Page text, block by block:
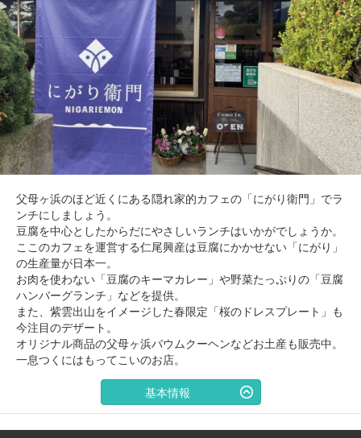
父母ヶ浜のほど近くにある隠れ家的カフェの「にがり衛門」でラ
ンチにしましょう。
豆腐を中心としたからだにやさしいランチはいかがでしょうか。
ここのカフェを運営する仁尾興産は豆腐にかかせない「にがり」
の生産量が日本一。
お肉を使わない「豆腐のキーマカレー」や野菜たっぷりの「豆腐
ハンバーグランチ」などを提供。
また、紫雲出山をイメージした春限定「桜のドレスプレート」も
今注目のデザート。
オリジナル商品の父母ヶ浜バウムクーヘンなどお土産も販売中。
一息つくにはもってこいのお店。
基本情報